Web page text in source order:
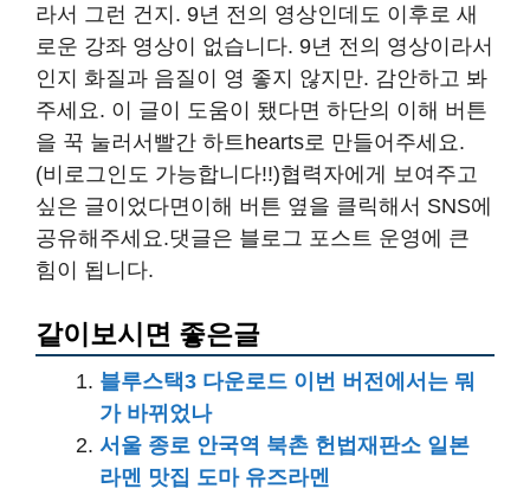
라서 그런 건지. 9년 전의 영상인데도 이후로 새
로운 강좌 영상이 없습니다. 9년 전의 영상이라서
인지 화질과 음질이 영 좋지 않지만. 감안하고 봐
주세요. 이 글이 도움이 됐다면 하단의 이해 버튼
을 꾹 눌러서빨간 하트hearts로 만들어주세요.
(비로그인도 가능합니다!!)협력자에게 보여주고
싶은 글이었다면이해 버튼 옆을 클릭해서 SNS에
공유해주세요.댓글은 블로그 포스트 운영에 큰
힘이 됩니다.
같이보시면 좋은글
블루스택3 다운로드 이번 버전에서는 뭐
가 바뀌었나
서울 종로 안국역 북촌 헌법재판소 일본
라멘 맛집 도마 유즈라멘